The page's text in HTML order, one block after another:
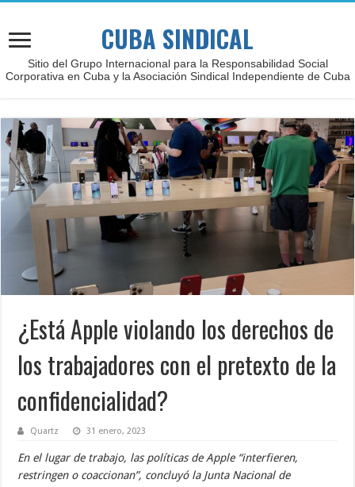
CUBA SINDICAL
Sitio del Grupo Internacional para la Responsabilidad Social
Corporativa en Cuba y la Asociación Sindical Independiente de Cuba
¿Está Apple violando los derechos de
los trabajadores con el pretexto de la
confidencialidad?
Quartz 31 enero, 2023
En el lugar de trabajo, las políticas de Apple “interfieren,
restringen o coaccionan”, concluyó la Junta Nacional de